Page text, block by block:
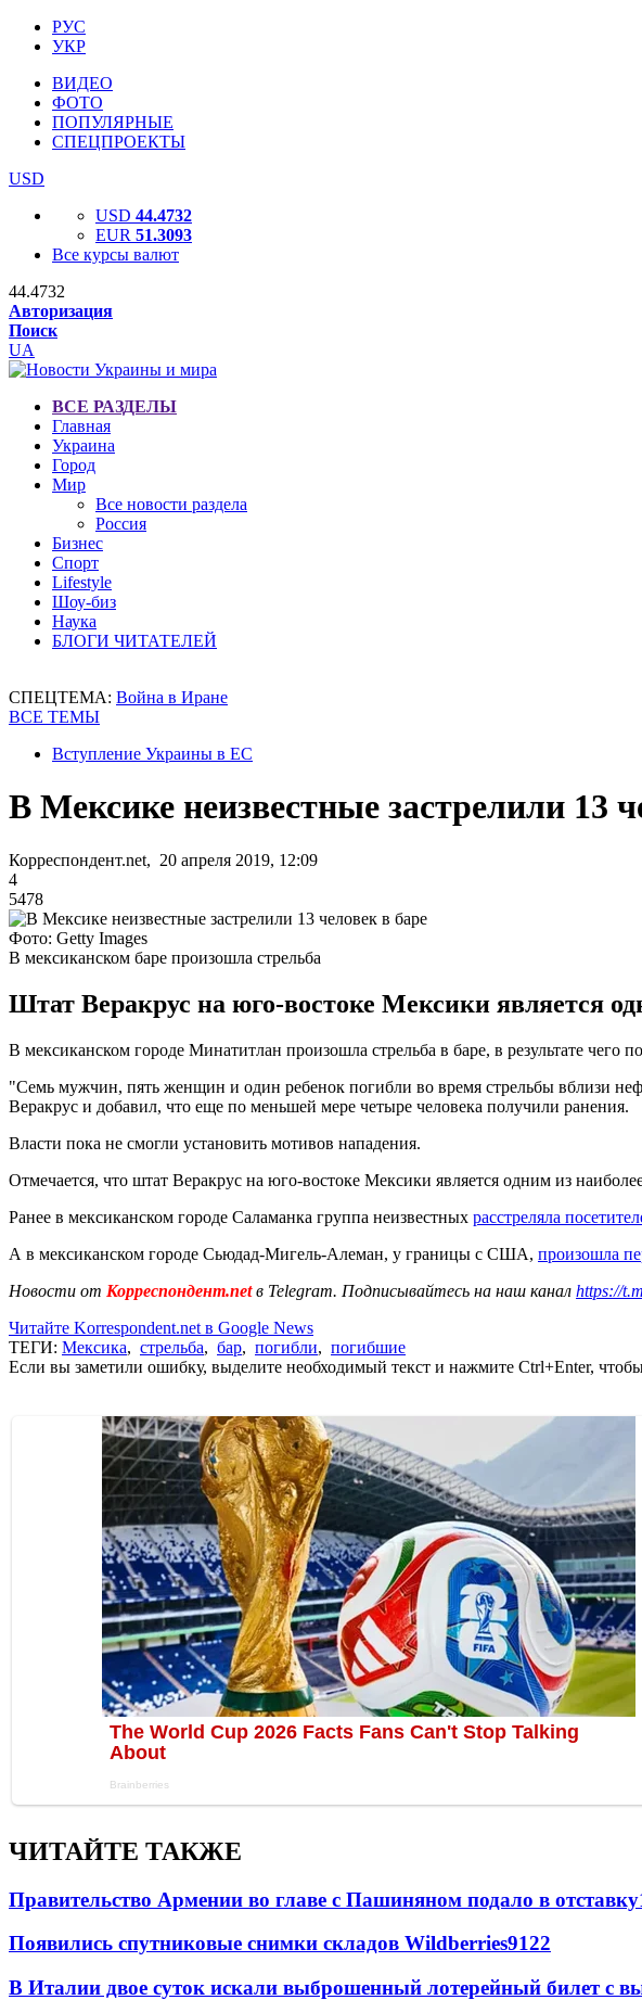
РУС
УКР
ВИДЕО
ФОТО
ПОПУЛЯРНЫЕ
СПЕЦПРОЕКТЫ
USD
USD 44.4732
EUR 51.3093
Все курсы валют
44.4732
Авторизация
Поиск
UA
ВСЕ РАЗДЕЛЫ
Главная
Украина
Город
Мир
Все новости раздела
Россия
Бизнес
Спорт
Lifestyle
Шоу-биз
Наука
БЛОГИ ЧИТАТЕЛЕЙ
СПЕЦТЕМА: Война в Иране
ВСЕ ТЕМЫ
Вступление Украины в ЕС
В Мексике неизвестные застрелили 13
Корреспондент.net, 20 апреля 2019, 12:09
4
5478
Фото: Getty Images
В мексиканском баре произошла стрельба
Штат Веракрус на юго-востоке Мексики является
В мексиканском городе Минатитлан произошла стрельба в баре, в результате чего
"Семь мужчин, пять женщин и один ребенок погибли во время стрельбы вблизи
Веракрус и добавил, что еще по меньшей мере четыре человека получили ранения.
Власти пока не смогли установить мотивов нападения.
Отмечается, что штат Веракрус на юго-востоке Мексики является одним из
Ранее в мексиканском городе Саламанка группа неизвестных расстреляла
А в мексиканском городе Сьюдад-Мигель-Алеман, у границы с США, произошла
Новости от Корреспондент.netв Telegram. Подписывайтесь на наш канал https://
Читайте Korrespondent.net в Google News
ТЕГИ: Мексика, стрельба, бар, погибли, погибшие
Если вы заметили ошибку, выделите необходимый текст и нажмите Ctrl+Enter,
ЧИТАЙТЕ ТАКЖЕ
Правительство Армении во главе с Пашиняном подало в отставку
Появились спутниковые снимки складов Wildberries9122
В Италии двое суток искали выброшенный лотерейный билет с